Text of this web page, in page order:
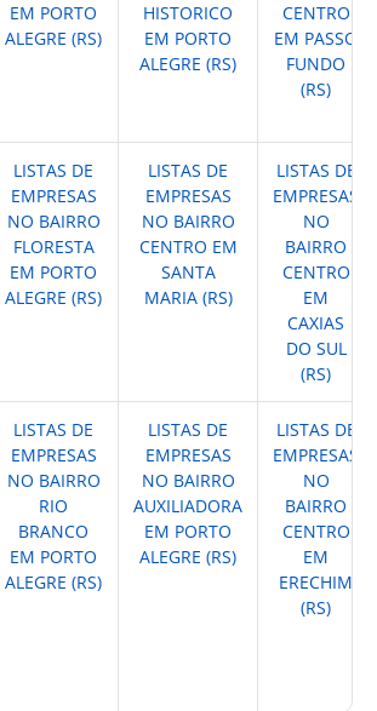
EM PORTO
ALEGRE (RS)
HISTORICO
EM PORTO
ALEGRE (RS)
CENTRO
EM PASSO
FUNDO
(RS)
LISTAS DE
EMPRESAS
NO BAIRRO
FLORESTA
EM PORTO
ALEGRE (RS)
LISTAS DE
EMPRESAS
NO BAIRRO
CENTRO EM
SANTA
MARIA (RS)
LISTAS DE
EMPRESAS
NO
BAIRRO
CENTRO
EM
CAXIAS
DO SUL
(RS)
LISTAS DE
EMPRESAS
NO BAIRRO
RIO
BRANCO
EM PORTO
ALEGRE (RS)
LISTAS DE
EMPRESAS
NO BAIRRO
AUXILIADORA
EM PORTO
ALEGRE (RS)
LISTAS DE
EMPRESAS
NO
BAIRRO
CENTRO
EM
ERECHIM
(RS)